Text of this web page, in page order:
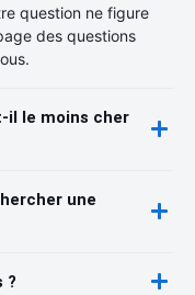
question ne figure
des questions
il le moins cher
une
?